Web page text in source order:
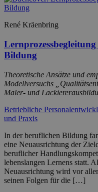
René Kräenbring
Bildung
Theoretische Ansätze und
Modellversuchs
Maler- und
Betriebliche
und Praxis
In der beruflichen Bildung
eine Neuausrichtung der
beruflicher
lebenslangen Lernens statt.
Neuausrichtung wird vor
seinen Folgen für die […]